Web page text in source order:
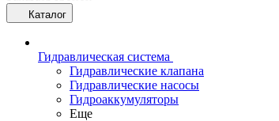
Каталог
Гидравлическая система
Гидравлические клапана
Гидравлические насосы
Гидроаккумуляторы
Еще